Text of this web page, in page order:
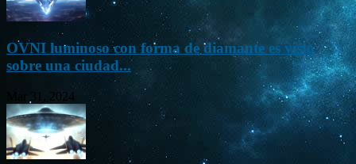
OVNI luminoso con forma de diamante es visto
sobre una ciudad...
Mar 31, 2024